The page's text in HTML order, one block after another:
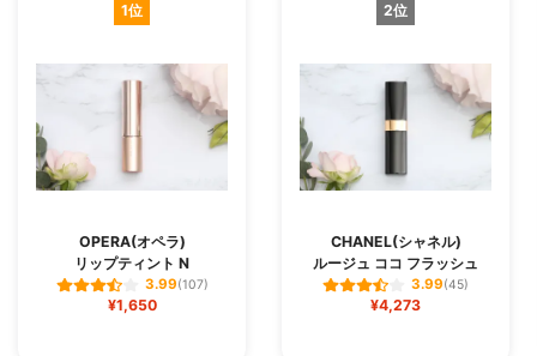
1位
OPERA(オペラ)
リップティント N
3.99(107)
¥1,650
2位
CHANEL(シャネル)
ルージュ ココ フラッシュ
3.99(45)
¥4,273